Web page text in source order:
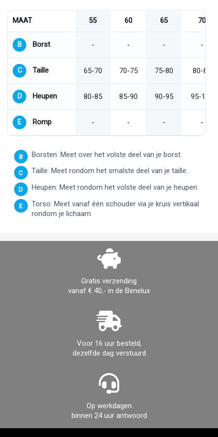
MAAT 55 60 65 70
B Borst - - - -
C Taille 65-70 70-75 75-80 80-85
D Heupen 80-85 85-90 90-95 95-100
E Romp - - - -
B Borsten: Meet over het volste deel van je borst.
C Taille: Meet rondom het smalste deel van je taille.
D Heupen: Meet rondom het volste deel van je heupen.
E
Torso: Meet vanaf één schouder via je kruis vertikaal
rondom je lichaam
Gratis verzending
vanaf € 40,- in de Benelux
Voor 16 uur besteld,
dezelfde dag verstuurd
Op werkdagen
binnen 24 uur antwoord